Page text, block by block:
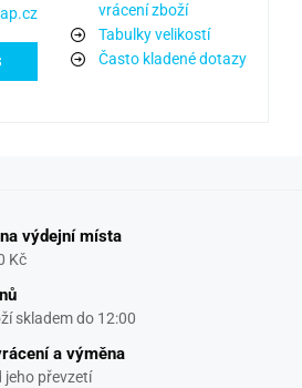
vrácení zboží
Tabulky velikostí
Často kladené dotazy
výdejní místa
Kč
skladem do 12:00
a výměna
jeho převzetí